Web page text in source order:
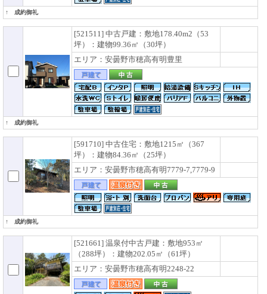
↑ 成約御礼
[521511] 中古戸建：敷地178.40m2（53
坪）：建物99.36㎡（30坪）
エリア：安曇野市穂高有明豊里
↑ 成約御礼
[591710] 中古住宅：敷地1215㎡（367
坪）：建物84.36㎡（25坪）
エリア：安曇野市穂高有明7779-7,7779-9
↑ 成約御礼
[521661] 温泉付中古戸建：敷地953㎡
（288坪）：建物202.05㎡（61坪）
エリア：安曇野市穂高有明2248-22